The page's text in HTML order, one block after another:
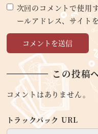
次回のコメントで使用
ールアドレス、サイト
この投稿
コメントはありません。
トラックバック URL